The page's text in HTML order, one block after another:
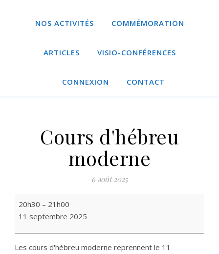
NOS ACTIVITÉS COMMÉMORATION
ARTICLES VISIO-CONFÉRENCES
CONNEXION CONTACT
Cours d'hébreu
moderne
6 août 2025
Cours d'hébreu moderne
20h30 – 21h00
11 septembre 2025
Les cours d'hébreu moderne reprennent le 11